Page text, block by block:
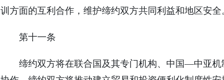
训方面的互利合作，维护缔约双方共同利益和地区安全
第十一条
缔约双方将在联合国及其专门机构、中国—中亚